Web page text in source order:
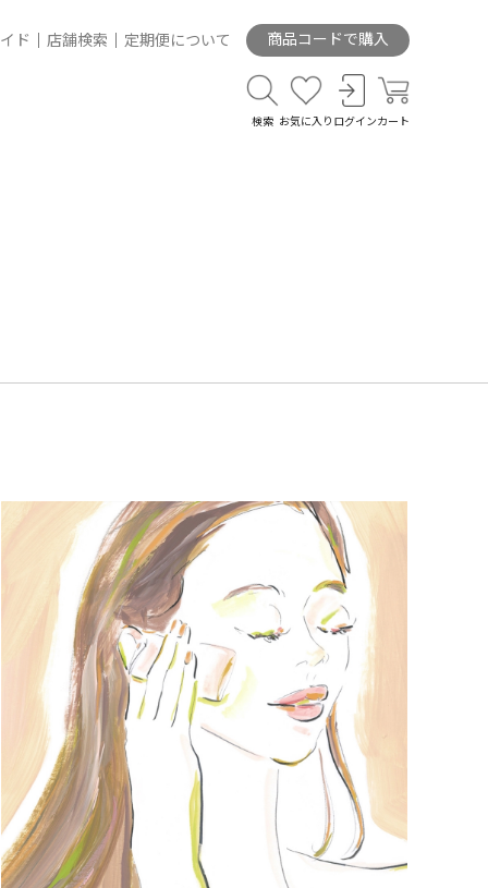
ド 店舗検索 定期便について 商品コードで購入
検索 お気に入り ログイン カート